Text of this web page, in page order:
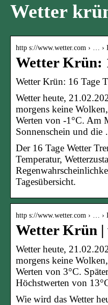
Wetter
http s://www.wetter.com › … ›
Wetter Krün:
Wetter Krün: 16 Tage
Wetter heute,
morgens keine
Werten von -1°C. Am
Sonnenschein und die
Der 16 Tage Wetter
Temperatur,
Tagesübersicht.
http s://www.wetter.com › … ›
Wetter Krün |
Wetter heute,
morgens keine
Werten von 3°C.
Höchstwerten von
Wie wird das Wetter